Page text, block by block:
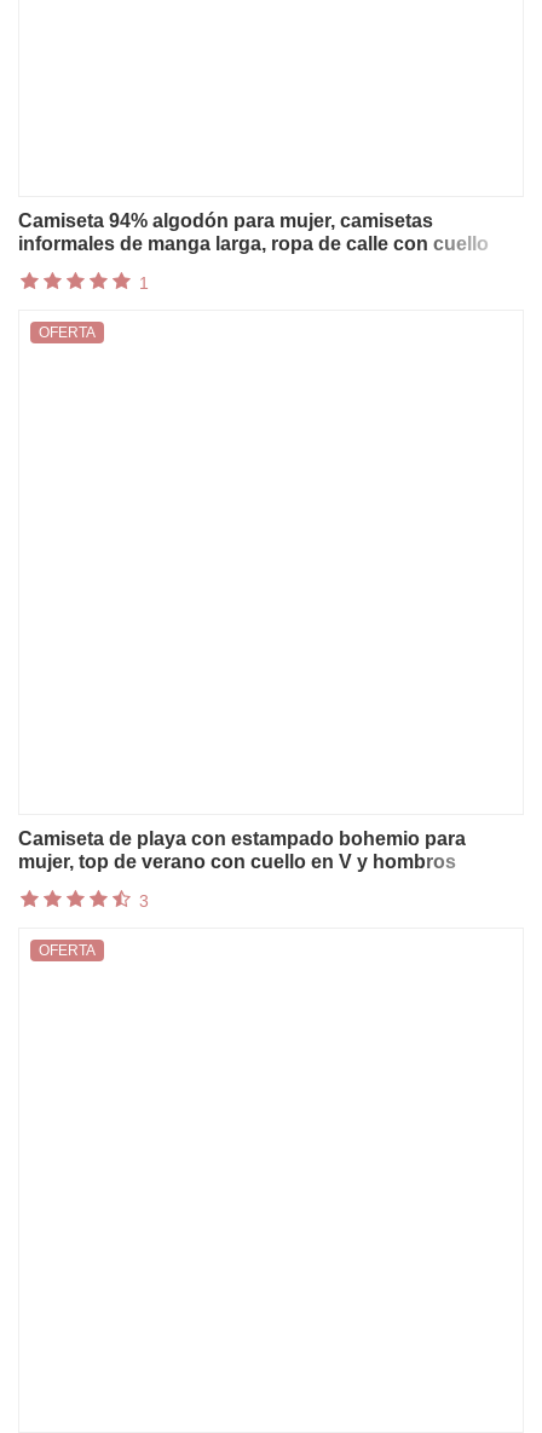
Camiseta 94% algodón para mujer, camisetas
informales de manga larga, ropa de calle con cuello
1
Camiseta de playa con estampado bohemio para
mujer, top de verano con cuello en V y hombros
de manga corta para vacaciones, Mujer
OFERTA
3
OFERTA